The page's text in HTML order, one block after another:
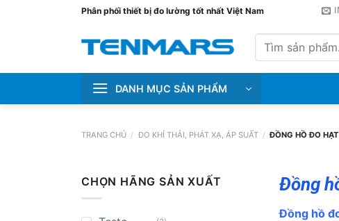
Phân phối thiết bị đo lường tốt nhất Việt Nam
kiếm:
DANH MỤC SẢN PHẨM
TRANG CHỦ / ĐO KHÍ THẢI, PHÁT XẠ, ÁP SUẤT / ĐỒNG HỒ ĐO
CHỌN HÃNG SẢN XUẤT Đồng
Đồng hồ